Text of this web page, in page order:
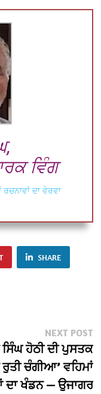
ਵਿੰਗ
ਦਾ ਵੇਰਵਾ
SHARE
NEXT POST
ਹੋਠੀ ਦੀ ਪੁਸਤਕ
ਰੁਤੀ ਚੰਗੀਆ’ ਵਹਿਮਾਂ
ਦਾ ਖੰਡਨ — ਉਜਾਗਰ